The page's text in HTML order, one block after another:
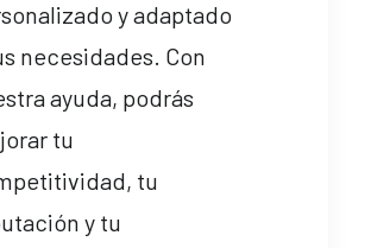
y adaptado
necesidades. Con
ayuda, podrás
tu
tu
y tu